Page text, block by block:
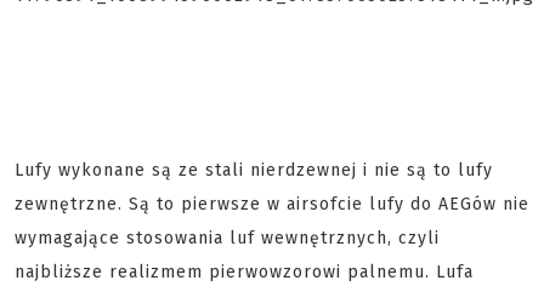
Lufy wykonane są ze stali nierdzewnej i nie są to lufy
zewnętrzne. Są to pierwsze w airsofcie lufy do AEGów nie
wymagające stosowania luf wewnętrznych, czyli
najbliższe realizmem pierwowzorowi palnemu. Lufa